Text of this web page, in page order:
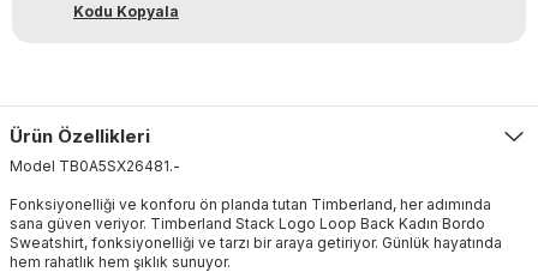
Kodu Kopyala
Ürün Özellikleri
Model TB0A5SX26481.-
Fonksiyonelliği ve konforu ön planda tutan Timberland, her adımında
sana güven veriyor. Timberland Stack Logo Loop Back Kadın Bordo
Sweatshirt, fonksiyonelliği ve tarzı bir araya getiriyor. Günlük hayatında
hem rahatlık hem şıklık sunuyor.